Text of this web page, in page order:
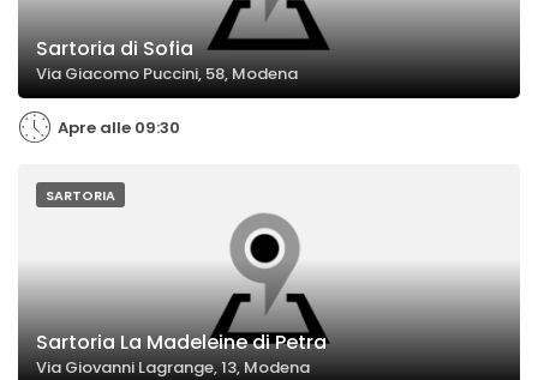
Sartoria di Sofia
Via Giacomo Puccini, 58, Modena
Apre alle 09:30
SARTORIA
Sartoria La Madeleine di Petra
Via Giovanni Lagrange, 13, Modena